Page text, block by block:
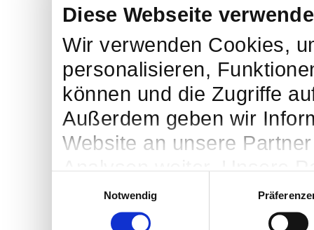
Diese Webseite
Wir verwenden Cookies,
personalisieren,
können und die Zugriffe
Außerdem geben wir
Website an unsere
Analysen weiter. Unsere
möglicherweise mit
bereitgestellt haben oder
Notwendig